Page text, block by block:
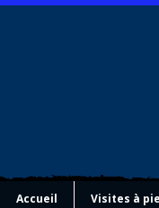
Accueil Visites à